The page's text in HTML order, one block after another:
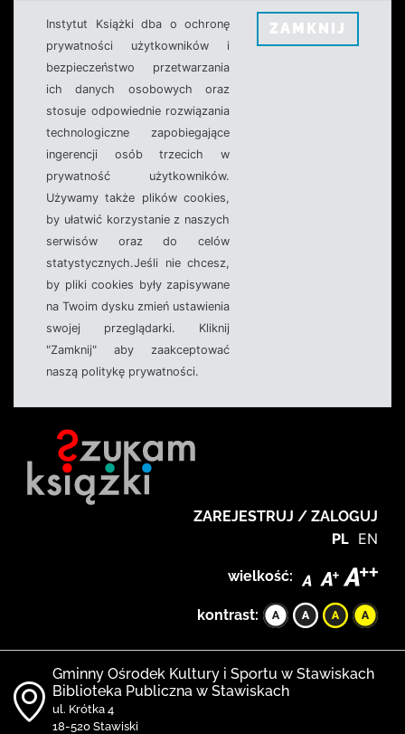
Instytut Książki dba o ochronę
prywatności użytkowników i
bezpieczeństwo przetwarzania
ich danych osobowych oraz
stosuje odpowiednie rozwiązania
technologiczne zapobiegające
ingerencji osób trzecich w
prywatność użytkowników.
Używamy także plików cookies,
by ułatwić korzystanie z naszych
serwisów oraz do celów
statystycznych.Jeśli nie chcesz,
by pliki cookies były zapisywane
na Twoim dysku zmień ustawienia
swojej przeglądarki. Kliknij
"Zamknij" aby zaakceptować
naszą politykę prywatności.
ZAMKNIJ
ZAREJESTRUJ / ZALOGUJ
PL EN
wielkość:
kontrast:
Gminny Ośrodek Kultury i Sportu w Stawiskach
Biblioteka Publiczna w Stawiskach
ul. Krótka 4
18-520 Stawiski